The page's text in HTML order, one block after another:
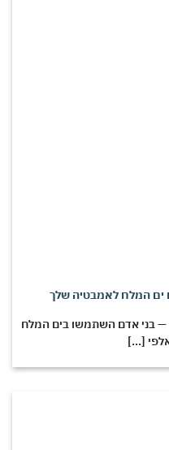
בני אדם השתמשו בים המלח
[...]